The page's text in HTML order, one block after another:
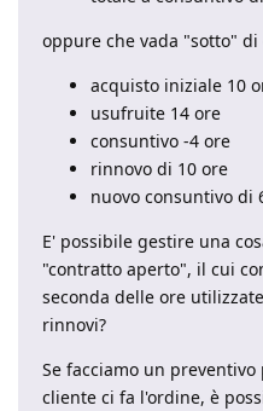
oppure che vada "sotto" di
acquisto iniziale 10
usufruite 14 ore
consuntivo -4 ore
rinnovo di 10 ore
nuovo consuntivo di
E' possibile gestire una
"contratto aperto", il cui
seconda delle ore
rinnovi?
Se facciamo un
cliente ci fa l'ordine, è